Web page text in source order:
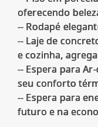
oferecendo
-- Rodapé
-- Laje de
e cozinha,
-- Espera para
seu conforto
-- Espera para
futuro e na